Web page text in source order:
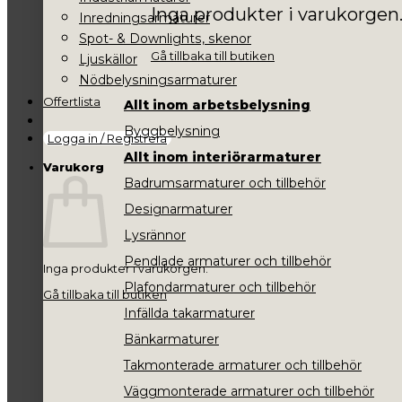
Inga produkter i varukorgen.
Gå tillbaka till butiken
Offertlista
Logga in / Registrera
Varukorg
Inga produkter i varukorgen.
Gå tillbaka till butiken
Inredningsarmaturer
Spot- & Downlights, skenor
Ljuskällor
Nödbelysningsarmaturer
Allt inom arbetsbelysning
Byggbelysning
Allt inom interiörarmaturer
Badrumsarmaturer och tillbehör
Designarmaturer
Lysrännor
Pendlade armaturer och tillbehör
Plafondarmaturer och tillbehör
Infällda takarmaturer
Bänkarmaturer
Takmonterade armaturer och tillbehör
Väggmonterade armaturer och tillbehör